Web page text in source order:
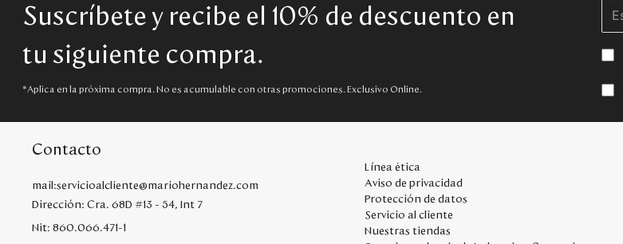
Suscríbete y recibe el 10% de descuento en
tu siguiente compra.
*Aplica en la próxima compra. No es acumulable con otras promociones. Exclusivo Online.
Contacto
mail:servicioalcliente@mariohernandez.com
Dirección: Cra. 68D #13 - 54, Int 7
Nit: 860.066.471-1
Línea ética
Aviso de privacidad
Protección de datos
Servicio al cliente
Nuestras tiendas